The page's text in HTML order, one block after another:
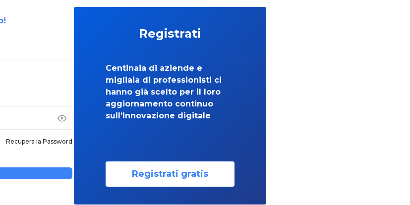
Recupera la Password
Registrati
Centinaia di aziende e
migliaia di professionisti ci
hanno già scelto per il loro
aggiornamento continuo
sull’Innovazione digitale
Registrati gratis